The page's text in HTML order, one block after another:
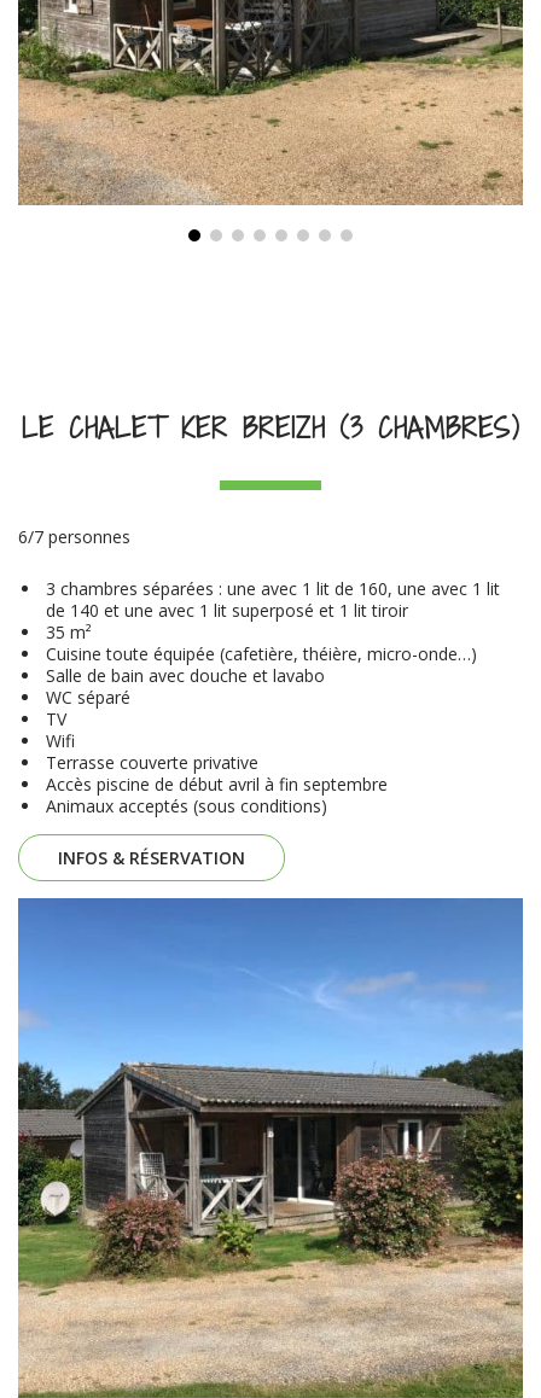
LE CHALET KER BREIZH (3 CHAMBRES)
6/7 personnes
3 chambres séparées : une avec 1 lit de 160, une avec 1 lit
de 140 et une avec 1 lit superposé et 1 lit tiroir
35 m²
Cuisine toute équipée (cafetière, théière, micro-onde…)
Salle de bain avec douche et lavabo
WC séparé
TV
Wifi
Terrasse couverte privative
Accès piscine de début avril à fin septembre
Animaux acceptés (sous conditions)
INFOS & RÉSERVATION